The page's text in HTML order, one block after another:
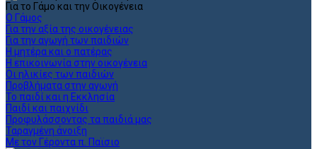
Για το Γάμο και την Οικογένεια
Ο Γάμος
Για την αξία της οικογένειας
Για την αγωγή των παιδιών
Η μητέρα και ο πατέρας
Η επικοινωνία στην οικογένεια
Οι ηλικίες των παιδιών
Προβλήματα στην αγωγή
Το παιδί και η Εκκλησία
Παιδί και παιχνίδι
Προφυλάσσοντας τα παιδιά μας
Ταραγμένη άνοιξη
Με τον Γέροντα π. Παϊσιο